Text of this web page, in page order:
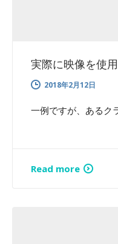
実際に映像を使
2018年2月12日
一例ですが、あるク
Read more